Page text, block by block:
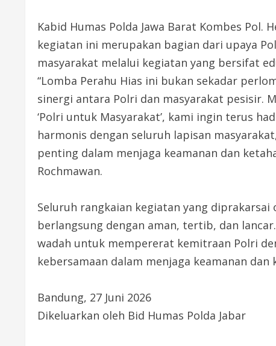
Kabid Humas Polda Jawa Barat Kombes Pol.
kegiatan ini merupakan bagian dari upaya
masyarakat melalui kegiatan yang bersifat
“Lomba Perahu Hias ini bukan sekadar
sinergi antara Polri dan masyarakat pesisir.
‘Polri untuk Masyarakat’, kami ingin terus
harmonis dengan seluruh lapisan
penting dalam menjaga keamanan dan
Rochmawan.
Seluruh rangkaian kegiatan yang
berlangsung dengan aman, tertib, dan
wadah untuk mempererat kemitraan Polri
kebersamaan dalam menjaga keamanan
Bandung, 27 Juni 2026
Dikeluarkan oleh Bid Humas Polda Jabar